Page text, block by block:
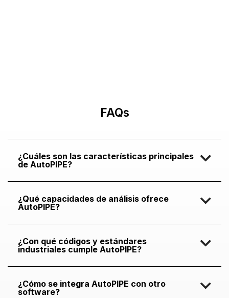
FAQs
¿Cuáles son las características principales
de AutoPIPE?
¿Qué capacidades de análisis ofrece
AutoPIPE?
¿Con qué códigos y estándares
industriales cumple AutoPIPE?
¿Cómo se integra AutoPIPE con otro
software?